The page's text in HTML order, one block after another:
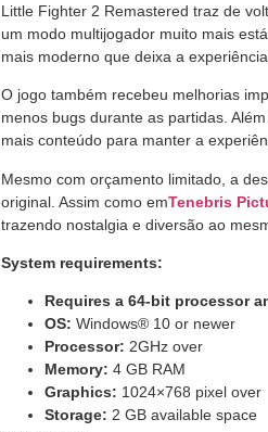
Little Fighter 2 Remastered traz de
um modo multijogador muito mais
mais moderno que deixa a
O jogo também recebeu melhorias
menos bugs durante as partidas.
mais conteúdo para manter a
Mesmo com orçamento limitado, a
original. Assim como emTenebris
trazendo nostalgia e diversão ao
System requirements:
Requires a 64-bit processor
OS: Windows® 10 or newer
Processor: 2GHz over
Memory: 4 GB RAM
Graphics: 1024×768 pixel over
Storage: 2 GB available space